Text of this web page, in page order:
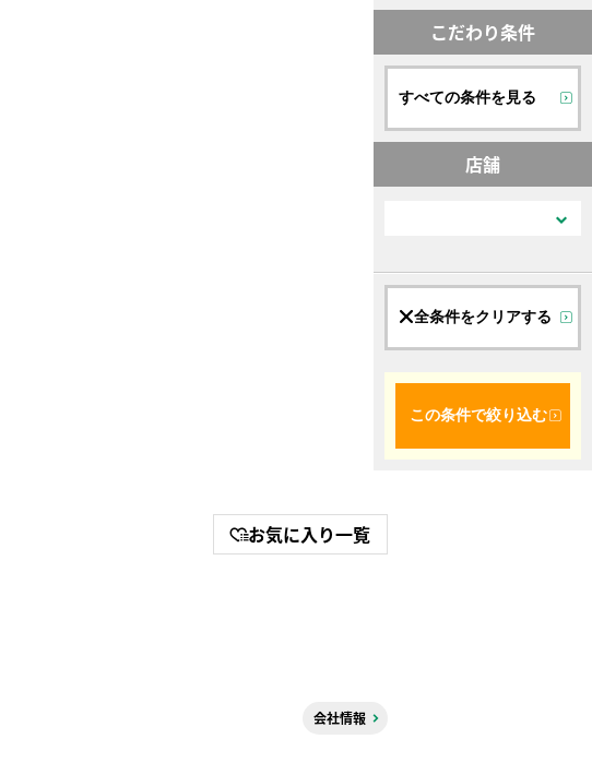
こだわり条件
すべての条件を見る
店舗
全条件をクリアする
この条件で絞り込む
お気に入り一覧
会社情報